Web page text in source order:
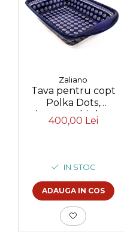
Zaliano
Tava pentru copt
Polka Dots,
dreptunghiulara,
ceramica smaltuita,
L
400,00 Lei
IN STOC
ADAUGA IN COS